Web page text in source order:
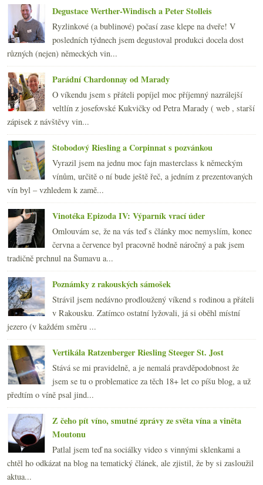
►února(20)
►ledna (20)
►2008(270)
►2007(108)
Degustace Werther-Windisch a Peter Stolleis
Ryzlinkové (a bublinové) počasí zase klepe na dveře! V
posledních týdnech jsem degustoval produkci docela dost
různých (nejen) německých vin...
Parádní Chardonnay od Marady
O víkendu jsem s přáteli popíjel moc příjemný nazrálejší
veltlín z josefovské Kukvičky od Petra Marady ( web , starší
zápisek z návštěvy vin...
Stobodový Riesling a Corpinnat s pozvánkou
Vyrazil jsem na jednu moc fajn masterclass k německým
vínům, určitě o ní bude ještě řeč, a jedním z prezentovaných
vín byl – vzhledem k zamě...
Vinotéka Epizoda IV: Výparník vrací úder
Omlouvám se, že na vás teď s články moc nemyslím, konec
června a července byl pracovně hodně náročný a pak jsem
tradičně prchnul na Šumavu a...
Poznámky z rakouských sámošek
Strávil jsem nedávno prodloužený víkend s rodinou a přáteli
v Rakousku. Zatímco ostatní lyžovali, já si oběhl místní
jezero (v každém směru ...
Vertikála Ratzenberger Riesling Steeger St. Jost
Stává se mi pravidelně, a je nemalá pravděpodobnost že
jsem se tu o problematice za těch 18+ let co píšu blog, a už
předtím o víně psal jind...
Z čeho pít víno, smutné zprávy ze světa vína a viněta
Moutonu
Patlal jsem teď na sociálky video s vinnými sklenkami a
chtěl ho odkázat na blog na tematický článek, ale zjistil, že by si zasloužil
aktua...